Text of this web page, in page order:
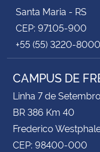
Santa Maria - RS
CEP: 97105-900
+55 (55) 3220-8000
CAMPUS DE
Linha 7 de
BR 386 Km 40
Frederico
CEP: 98400-000